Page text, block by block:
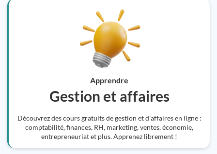
Apprendre
Gestion et affaires
Découvrez des cours gratuits de gestion et d'affaires en ligne :
comptabilité, finances, RH, marketing, ventes, économie,
entrepreneuriat et plus. Apprenez librement !